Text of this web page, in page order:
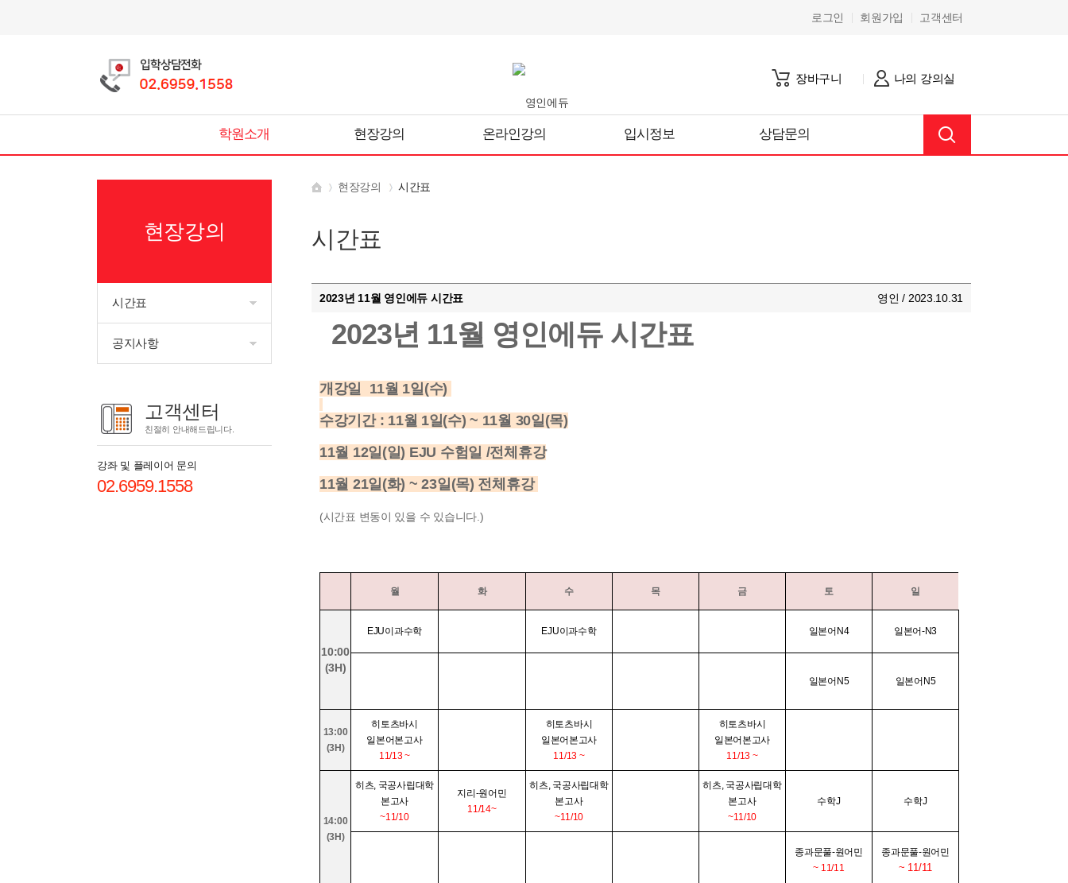
로그인 회원가입 고객센터
장바구니 나의 강의실
학원소개 현장강의 온라인강의 입시정보 상담문의
현장강의
시간표
공지사항
고객센터
친절히 안내해드립니다.
강좌 및 플레이어 문의
02.6959.1558
현장강의 시간표
시간표
2023년 11월 영인에듀 시간표 영인 / 2023.10.31
2023년 11월 영인에듀 시간표
개강일 11월 1일(수)
수강기간 : 11월 1일(수) ~ 11월 30일(목)
11월 12일(일) EJU 수험일 /전체휴강
11월 21일(화) ~ 23일(목) 전체휴강
(시간표 변동이 있을 수 있습니다.)
월 화 수 목 금 토 일
10:00
(3H)
EJU이과수학 EJU이과수학 일본어N4 일본어-N3
일본어N5 일본어N5
13:00
(3H)
히토츠바시
일본어본고사
11/13 ~
히토츠바시
일본어본고사
11/13 ~
히토츠바시
일본어본고사
11/13 ~
14:00
(3H)
히츠, 국공사립대학
본고사
~11/10
지리-원어민
11/14~
히츠, 국공사립대학
본고사
~11/10
히츠, 국공사립대학
본고사
~11/10
수학J 수학J
종과문풀-원어민
~ 11/11
종과문풀-원어민
~ 11/11